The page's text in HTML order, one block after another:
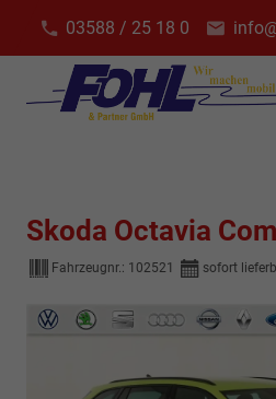
03588 / 25 18 0
Skoda Octavia
Fahrzeugnr.: 102521 sofort